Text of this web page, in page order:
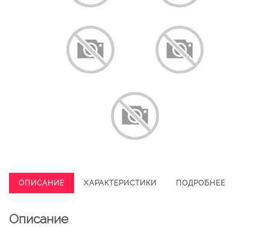
ОПИСАНИЕ ХАРАКТЕРИСТИКИ ПОДРОБНЕЕ
Описание